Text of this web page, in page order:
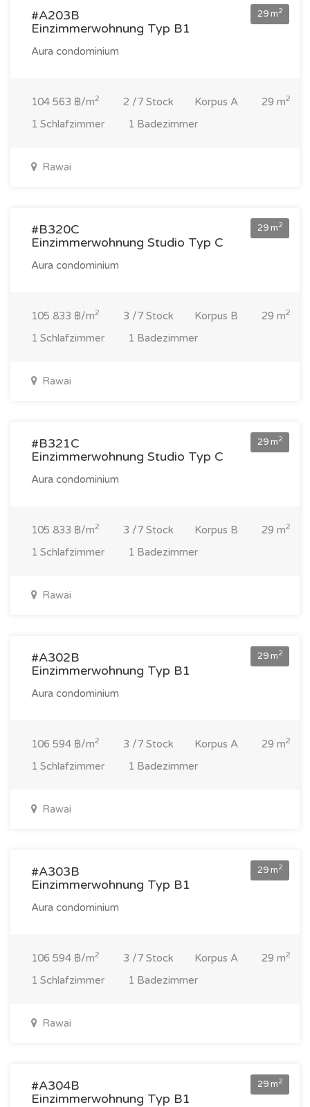
29 m2
#A203B
Einzimmerwohnung Typ B1
Aura condominium
104 563 ฿/m2 2 /7 Stock Korpus A 29 m2
1 Schlafzimmer 1 Badezimmer
Rawai
29 m2
#B320C
Einzimmerwohnung Studio Typ C
Aura condominium
105 833 ฿/m2 3 /7 Stock Korpus B 29 m2
1 Schlafzimmer 1 Badezimmer
Rawai
29 m2
#B321C
Einzimmerwohnung Studio Typ C
Aura condominium
105 833 ฿/m2 3 /7 Stock Korpus B 29 m2
1 Schlafzimmer 1 Badezimmer
Rawai
29 m2
#A302B
Einzimmerwohnung Typ B1
Aura condominium
106 594 ฿/m2 3 /7 Stock Korpus A 29 m2
1 Schlafzimmer 1 Badezimmer
Rawai
29 m2
#A303B
Einzimmerwohnung Typ B1
Aura condominium
106 594 ฿/m2 3 /7 Stock Korpus A 29 m2
1 Schlafzimmer 1 Badezimmer
Rawai
29 m2
#A304B
Einzimmerwohnung Typ B1